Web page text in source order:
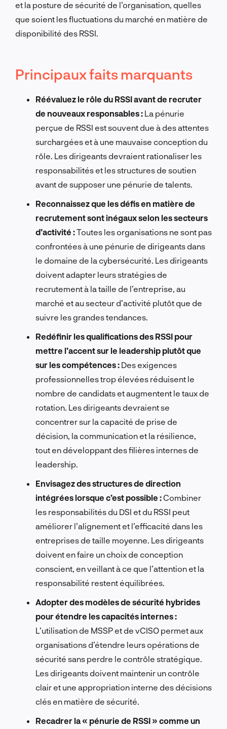
et la posture de sécurité de l’organisation, quelles
que soient les fluctuations du marché en matière de
disponibilité des RSSI.
Principaux faits marquants
Réévaluez le rôle du RSSI avant de recruter
de nouveaux responsables : La pénurie
perçue de RSSI est souvent due à des attentes
surchargées et à une mauvaise conception du
rôle. Les dirigeants devraient rationaliser les
responsabilités et les structures de soutien
avant de supposer une pénurie de talents.
Reconnaissez que les défis en matière de
recrutement sont inégaux selon les secteurs
d’activité :Toutes les organisations ne sont pas
confrontées à une pénurie de dirigeants dans
le domaine de la cybersécurité. Les dirigeants
doivent adapter leurs stratégies de
recrutement à la taille de l’entreprise, au
marché et au secteur d’activité plutôt que de
suivre les grandes tendances.
Redéfinir les qualifications des RSSI pour
mettre l’accent sur le leadership plutôt que
sur les compétences : Des exigences
professionnelles trop élevées réduisent le
nombre de candidats et augmentent le taux de
rotation. Les dirigeants devraient se
concentrer sur la capacité de prise de
décision, la communication et la résilience,
tout en développant des filières internes de
leadership.
Envisagez des structures de direction
intégrées lorsque c’est possible :Combiner
les responsabilités du DSI et du RSSI peut
améliorer l’alignement et l’efficacité dans les
entreprises de taille moyenne. Les dirigeants
doivent en faire un choix de conception
conscient, en veillant à ce que l’attention et la
responsabilité restent équilibrées.
Adopter des modèles de sécurité hybrides
pour étendre les capacités internes :
L’utilisation de MSSP et de vCISO permet aux
organisations d’étendre leurs opérations de
sécurité sans perdre le contrôle stratégique.
Les dirigeants doivent maintenir un contrôle
clair et une appropriation interne des décisions
clés en matière de sécurité.
Recadrer la « pénurie de RSSI » comme un